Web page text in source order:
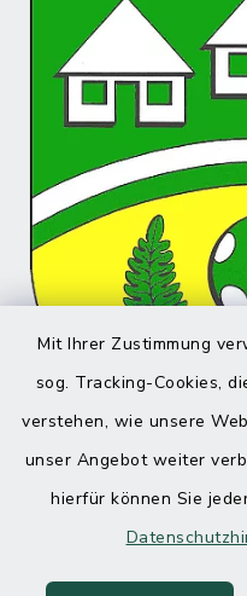
Mit Ihrer Zustimmung
sog. Tracking-Cookies,
verstehen, wie unsere
unser Angebot weiter
hierfür können Sie